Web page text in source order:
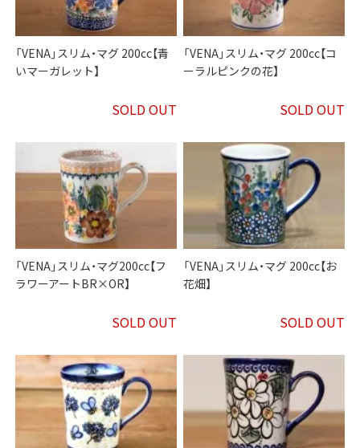
「VENA」スリム・マグ 200cc【青
いマーガレット】
SOLD OUT
「VENA」スリム・マグ 200cc【コ
ーラルピンクの花】
SOLD OUT
「VENA」スリム・マグ200cc【フ
ラワーアートBR×OR】
SOLD OUT
「VENA」スリム・マグ 200cc【お
花畑】
SOLD OUT